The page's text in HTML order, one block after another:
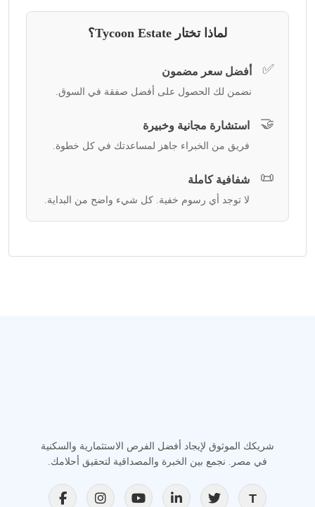
لماذا تختار Tycoon Estate؟
✅ أفضل سعر مضمون
نضمن لك الحصول على أفضل صفقة في السوق.
🤝 استشارة مجانية وخبيرة
فريق من الخبراء جاهز لمساعدتك في كل خطوة.
📜 شفافية كاملة
لا توجد أي رسوم خفية. كل شيء واضح من البداية.
شريكك الموثوق لإيجاد أفضل الفرص الاستثمارية والسكنية
في مصر. نجمع بين الخبرة والمصداقية لتحقيق أحلامك.